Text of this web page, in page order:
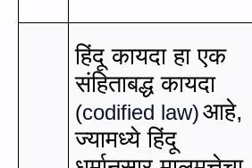
हिंदू कायदा हा एक
संहिताबद्ध कायदा
(codified law)आहे,
ज्यामध्ये हिंदू